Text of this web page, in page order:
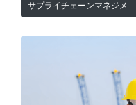
サプライチェーンマネジメント